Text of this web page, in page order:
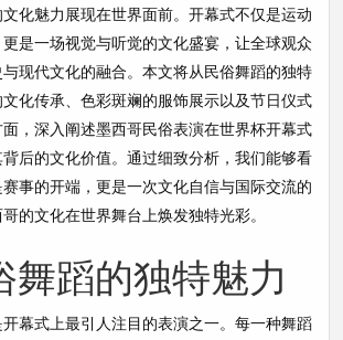
化魅力展现在世界面前。开幕式不仅是运动
是一场视觉与听觉的文化盛宴，让全球观众
现代文化的融合。本文将从民俗舞蹈的独特
化传承、色彩斑斓的服饰展示以及节日仪式
，深入阐述墨西哥民俗表演在世界杯开幕式
后的文化价值。通过细致分析，我们能够看
事的开端，更是一次文化自信与国际交流的
的文化在世界舞台上焕发独特光彩。
舞蹈的独特魅力
幕式上最引人注目的表演之一。每一种舞蹈